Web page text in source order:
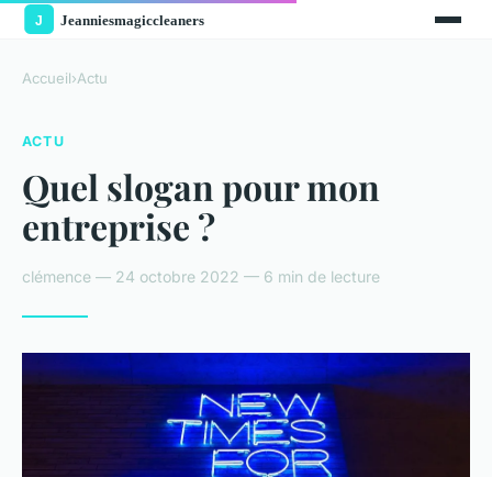
Accueil›Actu
ACTU
Quel slogan pour mon
entreprise ?
clémence — 24 octobre 2022 — 6 min de lecture